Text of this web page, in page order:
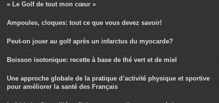
« Le Golf de tout mon cœur »
Ampoules, cloques: tout ce que vous devez savoir!
Peut-on jouer au golf après un infarctus du myocarde?
Boisson isotonique: recette à base de thé vert et de miel
Une approche globale de la pratique d’activité physique et sportive
pour améliorer la santé des Français